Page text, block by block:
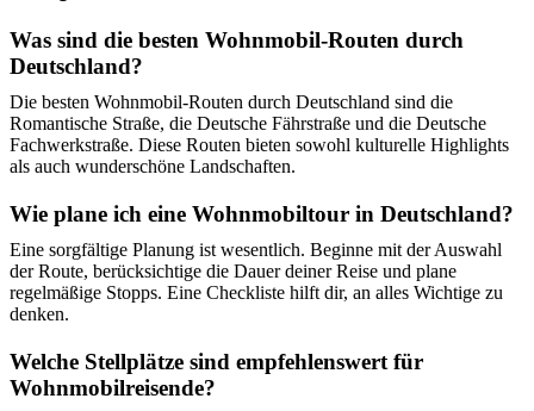
Was sind die besten Wohnmobil-Routen durch
Deutschland?
Die besten Wohnmobil-Routen durch Deutschland sind die
Romantische Straße, die Deutsche Fährstraße und die Deutsche
Fachwerkstraße. Diese Routen bieten sowohl kulturelle Highlights
als auch wunderschöne Landschaften.
Wie plane ich eine Wohnmobiltour in Deutschland?
Eine sorgfältige Planung ist wesentlich. Beginne mit der Auswahl
der Route, berücksichtige die Dauer deiner Reise und plane
regelmäßige Stopps. Eine Checkliste hilft dir, an alles Wichtige zu
denken.
Welche Stellplätze sind empfehlenswert für
Wohnmobilreisende?